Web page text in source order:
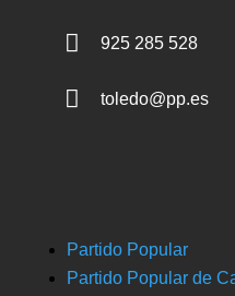
 925 285 528
 toledo@pp.es
Partido Popular
Partido Popular de